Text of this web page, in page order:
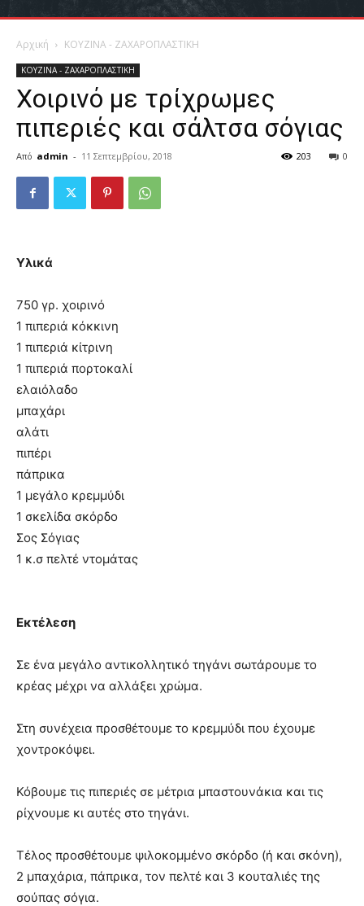
Αρχική ΚΟΥΖΙΝΑ - ΖΑΧΑΡΟΠΛΑΣΤΙΚΗ
ΚΟΥΖΙΝΑ - ΖΑΧΑΡΟΠΛΑΣΤΙΚΗ
Χοιρινό με τρίχρωμες
πιπεριές και σάλτσα σόγιας
Από admin - 11 Σεπτεμβρίου, 2018 0
203
Υλικά
750 γρ. χοιρινό
1 πιπεριά κόκκινη
1 πιπεριά κίτρινη
1 πιπεριά πορτοκαλί
ελαιόλαδο
μπαχάρι
αλάτι
πιπέρι
πάπρικα
1 μεγάλο κρεμμύδι
1 σκελίδα σκόρδο
Σος Σόγιας
1 κ.σ πελτέ ντομάτας
Εκτέλεση
Σε ένα μεγάλο αντικολλητικό τηγάνι σωτάρουμε το
κρέας μέχρι να αλλάξει χρώμα.
Στη συνέχεια προσθέτουμε το κρεμμύδι που έχουμε
χοντροκόψει.
Κόβουμε τις πιπεριές σε μέτρια μπαστουνάκια και τις
ρίχνουμε κι αυτές στο τηγάνι.
Τέλος προσθέτουμε ψιλοκομμένο σκόρδο (ή και σκόνη),
2 μπαχάρια, πάπρικα, τον πελτέ και 3 κουταλιές της
σούπας σόγια.